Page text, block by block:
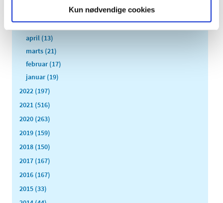
Kun nødvendige cookies
maj (18)
april (13)
marts (21)
februar (17)
januar (19)
2022 (197)
2021 (516)
2020 (263)
2019 (159)
2018 (150)
2017 (167)
2016 (167)
2015 (33)